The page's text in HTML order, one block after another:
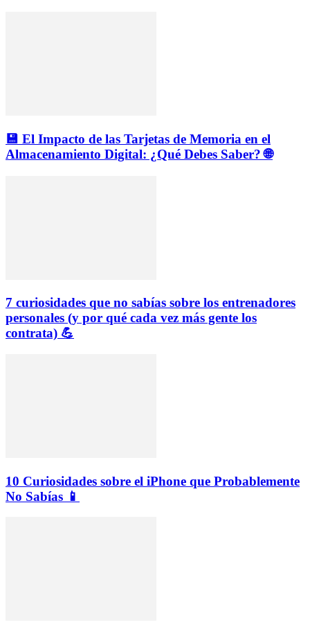
💾 El Impacto de las Tarjetas de Memoria en el
Almacenamiento Digital: ¿Qué Debes Saber? 🌐
7 curiosidades que no sabías sobre los entrenadores
personales (y por qué cada vez más gente los
contrata) 💪
10 Curiosidades sobre el iPhone que Probablemente
No Sabías 📱